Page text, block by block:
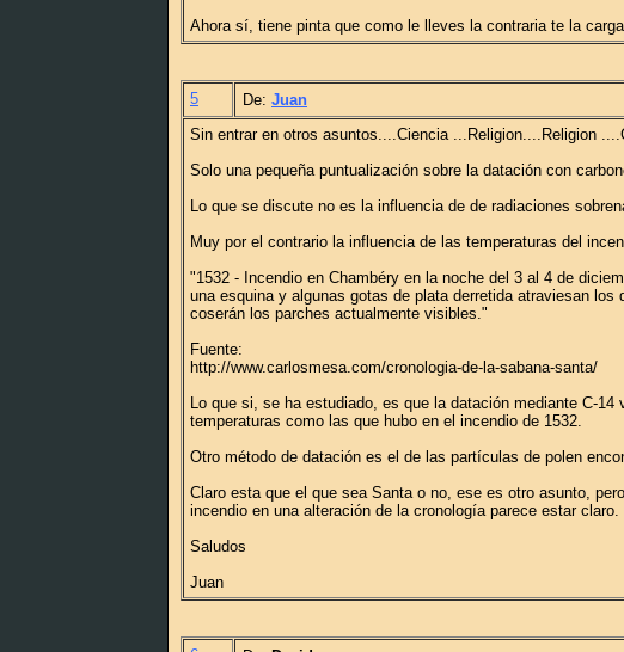
Ahora sí, tiene pinta que como le lleves la contraria te la
5 De: Juan
Sin entrar en otros asuntos....Ciencia ...Religion....Religion
Solo una pequeña puntualización sobre la datación con
Lo que se discute no es la influencia de de radiaciones
Muy por el contrario la influencia de las temperaturas del
"1532 - Incendio en Chambéry en la noche del 3 al 4 de
una esquina y algunas gotas de plata derretida atraviesan
coserán los parches actualmente visibles."
Fuente:
http://www.carlosmesa.com/cronologia-de-la-sabana-santa/
Lo que si, se ha estudiado, es que la datación mediante C-
temperaturas como las que hubo en el incendio de 1532.
Otro método de datación es el de las partículas de polen
Claro esta que el que sea Santa o no, ese es otro asunto,
incendio en una alteración de la cronología parece estar claro.
Saludos
Juan